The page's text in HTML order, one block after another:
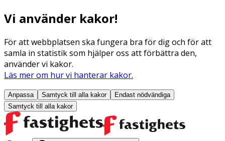
Vi använder kakor!
För att webbplatsen ska fungera bra för dig och för att
samla in statistik som hjälper oss att förbättra den,
använder vi kakor.
Läs mer om hur vi hanterar kakor.
Anpassa Samtyck till alla kakor
Endast nödvändiga
Samtyck till alla kakor